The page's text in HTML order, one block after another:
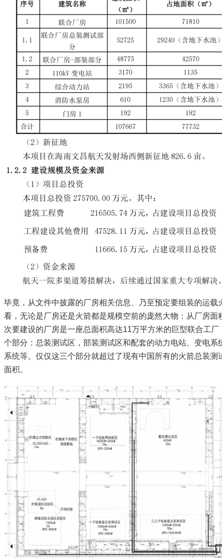
毕竟，从文件中披露的厂房相关信息、乃至预定要组装的运载
看，无论是厂房还是火箭都是规模空前的庞然大物：从厂房面
次要建设的厂房是一座总面积高达11万平方米的巨型联合工厂
个部分：总装测试区，部装测试区和配套的动力电站、变电系
系统等。仅仅这三个部分就超过了现有中国所有的火箭总装测
面积。